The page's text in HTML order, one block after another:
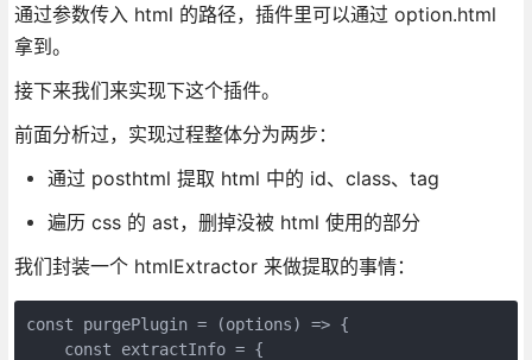
通过参数传入 html 的路径，插件里可以通过 option.html
拿到。
接下来我们来实现下这个插件。
前面分析过，实现过程整体分为两步：
通过 posthtml 提取 html 中的 id、class、tag
遍历 css 的 ast，删掉没被 html 使用的部分
我们封装一个 htmlExtractor 来做提取的事情：
const purgePlugin = (options) => {
    const extractInfo = {